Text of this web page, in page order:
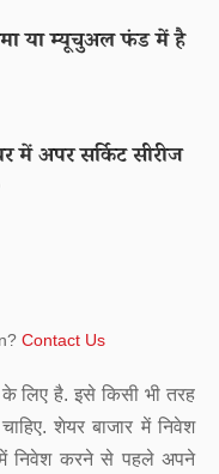
या म्यूचुअल फंड में है
अपर सर्किट सीरीज
Contact Us
लिए है. इसे किसी भी तरह
शेयर बाजार में निवेश
में निवेश करने से पहले अपने